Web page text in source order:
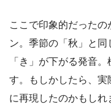
ここで印象的だった
ン。季節の「秋」と同
「き」が下がる発音
す。もしかしたら、
に再現したのかもしれ